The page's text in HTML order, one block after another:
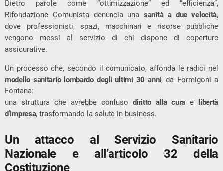
Dietro parole come “ottimizzazione” ed “efficienza”,
Rifondazione Comunista denuncia unasanità a due velocità,
dove professionisti, spazi, macchinari e risorse pubbliche
vengono messi al servizio di chi dispone di coperture
assicurative.
Un processo che, secondo il comunicato, affonda le radici nel
modello sanitario lombardo degli ultimi 30 anni, da Formigoni a
Fontana:
una struttura che avrebbe confusodiritto alla cura e
libertà
d’impresa, trasformando la salute in business.
Un attacco al Servizio Sanitario
Nazionale e all’articolo 32 della
Costituzione